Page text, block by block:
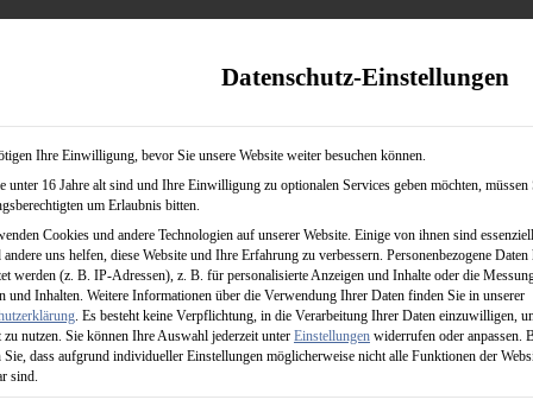
info@wm-sport.de
Datenschutz-Einstellungen
Ihre Einwilligung, bevor Sie unsere Website weiter besuchen können.
unter 16 Jahre alt sind und Ihre Einwilligung zu optionalen Services geben möchten, müssen
um Erlaubnis bitten.
Cookies und andere Technologien auf unserer Website. Einige von ihnen sind
andere uns helfen, diese Website und Ihre Erfahrung zu verbessern. Personenbezogene Daten
werden (z. B. IP-Adressen), z. B. für personalisierte Anzeigen und Inhalte oder die
und Inhalten. Weitere Informationen über die Verwendung Ihrer Daten finden Sie in unserer
. Es besteht keine Verpflichtung, in die Verarbeitung Ihrer Daten einzuwilligen,
nutzen. Sie können Ihre Auswahl jederzeit unter Einstellungen widerrufen oder anpassen.
Sie, dass aufgrund individueller Einstellungen möglicherweise nicht alle Funktionen der
sind.